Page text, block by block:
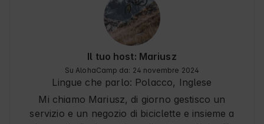
Il tuo host: Mariusz
Su AlohaCamp da: 24 novembre 2024
Lingue che parlo: Polacco, Inglese
Mi chiamo Mariusz, di giorno gestisco un
servizio e un negozio di biciclette e insieme a